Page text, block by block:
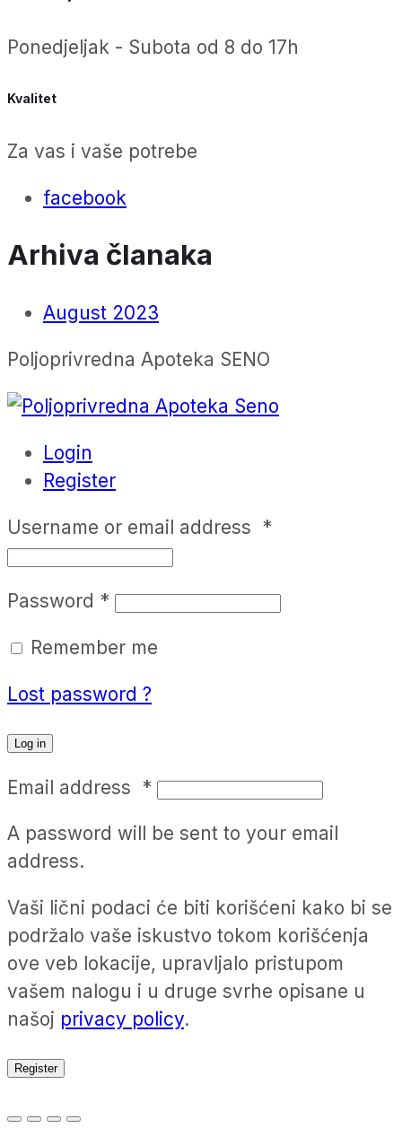
Ponedjeljak - Subota od 8 do 17h
Kvalitet
Za vas i vaše potrebe
facebook
Arhiva članaka
August 2023
Poljoprivredna Apoteka SENO
Login
Register
Username or email address *
Password *
Remember me
Lost password ?
Log in
Email address *
A password will be sent to your email
address.
Vaši lični podaci će biti korišćeni kako bi se
podržalo vaše iskustvo tokom korišćenja
ove veb lokacije, upravljalo pristupom
vašem nalogu i u druge svrhe opisane u
našoj privacy policy.
Register